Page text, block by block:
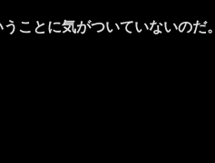
ことに気がついていないのだ。